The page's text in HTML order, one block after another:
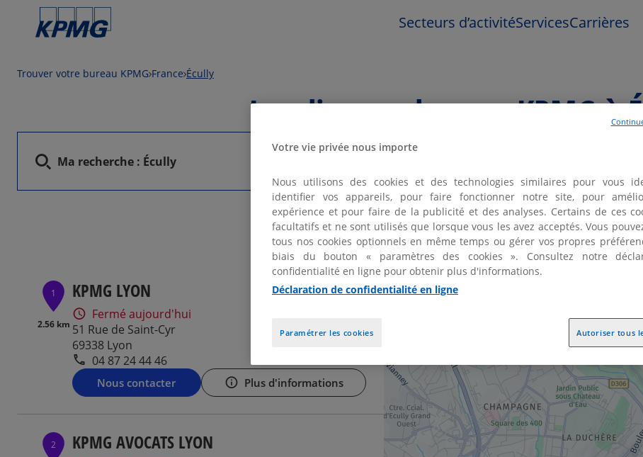
Secteurs d’activitéServicesCarrières
Trouver votre bureau KPMG France Écully
Localiser un bureau KPMG à
Ma recherche : Écully
2 bureaux KPMG à Écully et aux alentours
1
2.56 km
KPMG LYON
51 Rue de Saint-Cyr
69338 Lyon
04 87 24 44 46
Fermé aujourd'hui
Nous contacter Plus d'informations
2 KPMG AVOCATS LYON
Votre vie privée nous importe
Nous utilisons des cookies et des technologies similaires pour vous
identifier vos appareils, pour faire fonctionner notre site, pour
expérience et pour faire de la publicité et des analyses. Certains de ces
facultatifs et ne sont utilisés que lorsque vous les avez acceptés. Vous
tous nos cookies optionnels en même temps ou gérer vos propres
biais du bouton « paramètres des cookies ». Consultez notre
confidentialité en ligne pour obtenir plus d'informations.
Déclaration de confidentialité en ligne
Autoriser tous
Paramétrer les cookies